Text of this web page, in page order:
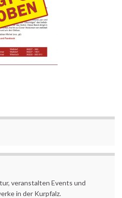
veranstalten Events und
in der Kurpfalz.